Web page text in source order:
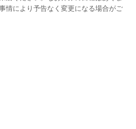
情により予告なく変更になる場合がご